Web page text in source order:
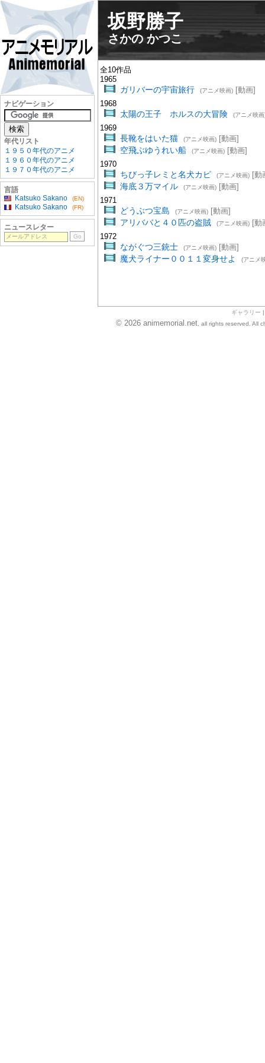
坂野勝子
さかの かつこ
全10作品
1965
ガリバーの宇宙旅行 (アニメ映画)[動画]
1968
太陽の王子 ホルスの大冒険 (アニメ映画
1969
長靴をはいた猫 (アニメ映画)[動画]
空飛ぶゆうれい船 (アニメ映画)[動画]
1970
ちびっ子レミと名犬カピ (アニメ映画)[動
海底３万マイル (アニメ映画)[動画]
1971
どうぶつ宝島 (アニメ映画)[動画]
アリババと４０匹の盗賊 (アニメ映画)[動
1972
ながぐつ三銃士 (アニメ映画)[動画]
魔犬ライナー００１１変身せよ (アニメ
ギャラリー
ナビゲーション
年代リスト
１９５０年代のアニメ
１９６０年代のアニメ
１９７０年代のアニメ
言語
Katsuko Sakano
(EN)
Katsuko Sakano (FR)
ニュースレター
© 2026 animemorial.net, all rights reserved. All